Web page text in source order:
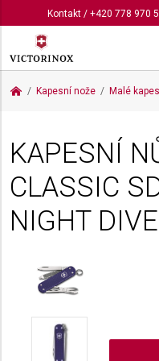
Kontakt/ +420 778 970
Kapesní nože Malé
KAPESNÍ
CLASSIC
NIGHT DIVE